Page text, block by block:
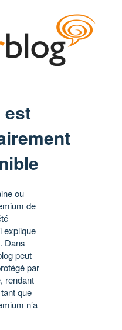
est
ou
de
explique
Dans
peut
par
rendant
que
n’a